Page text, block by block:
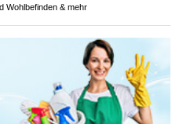
Wohlbefinden & mehr